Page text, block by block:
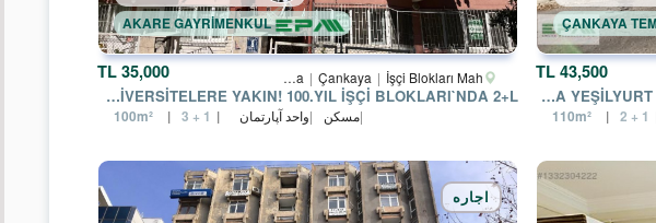
ساختمان
کامل
دفتر
43,500 TL
ÇANKAYA YEŞİLYURT SOKAKTA 2+1 MOBİLYALI KOMBİLİ DAİRE
110m² 2 + 1
35,000 TL Ankara Çankaya İşçi Blokları Mah.
KAMPÜSLERE, ÜNİVERSİTELERE YAKIN! 100.YIL İŞÇI BLOKLARI`NDA 2+L
مسکن واحد آپارتمان 100m² 3 + 1
AKARE GAYRİMENKUL
اجاره